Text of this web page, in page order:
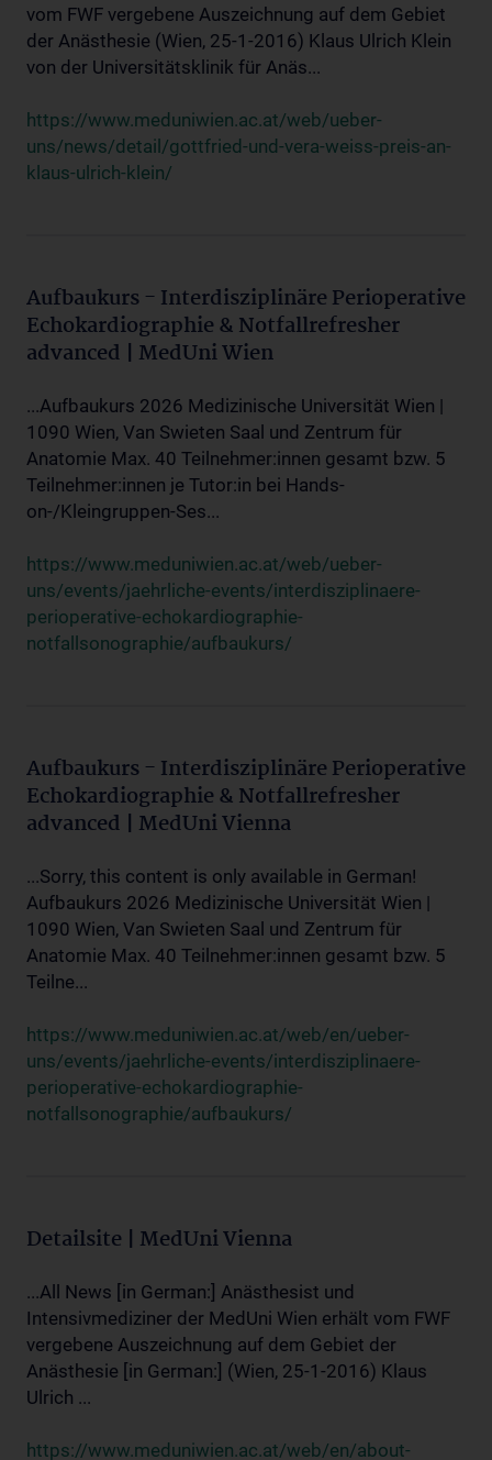
vom FWF vergebene Auszeichnung auf dem Gebiet
der Anästhesie (Wien, 25-1-2016) Klaus Ulrich Klein
von der Universitätsklinik für Anäs...
https://www.meduniwien.ac.at/web/ueber-
uns/news/detail/gottfried-und-vera-weiss-preis-an-
klaus-ulrich-klein/
Aufbaukurs - Interdisziplinäre Perioperative
Echokardiographie & Notfallrefresher
advanced | MedUni Wien
...Aufbaukurs 2026 Medizinische Universität Wien |
1090 Wien, Van Swieten Saal und Zentrum für
Anatomie Max. 40 Teilnehmer:innen gesamt bzw. 5
Teilnehmer:innen je Tutor:in bei Hands-
on-/Kleingruppen-Ses...
https://www.meduniwien.ac.at/web/ueber-
uns/events/jaehrliche-events/interdisziplinaere-
perioperative-echokardiographie-
notfallsonographie/aufbaukurs/
Aufbaukurs - Interdisziplinäre Perioperative
Echokardiographie & Notfallrefresher
advanced | MedUni Vienna
...Sorry, this content is only available in German!
Aufbaukurs 2026 Medizinische Universität Wien |
1090 Wien, Van Swieten Saal und Zentrum für
Anatomie Max. 40 Teilnehmer:innen gesamt bzw. 5
Teilne...
https://www.meduniwien.ac.at/web/en/ueber-
uns/events/jaehrliche-events/interdisziplinaere-
perioperative-echokardiographie-
notfallsonographie/aufbaukurs/
Detailsite | MedUni Vienna
...All News [in German:] Anästhesist und
Intensivmediziner der MedUni Wien erhält vom FWF
vergebene Auszeichnung auf dem Gebiet der
Anästhesie [in German:] (Wien, 25-1-2016) Klaus
Ulrich ...
https://www.meduniwien.ac.at/web/en/about-